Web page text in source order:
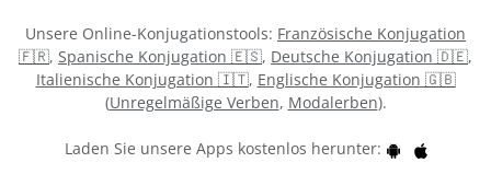
Unsere Online-Konjugationstools: Französische Konjugation
🇫🇷, Spanische Konjugation 🇪🇸, Deutsche Konjugation 🇩🇪,
Italienische Konjugation 🇮🇹, Englische Konjugation 🇬🇧
(Unregelmäßige Verben, Modalerben).
Laden Sie unsere Apps kostenlos herunter: